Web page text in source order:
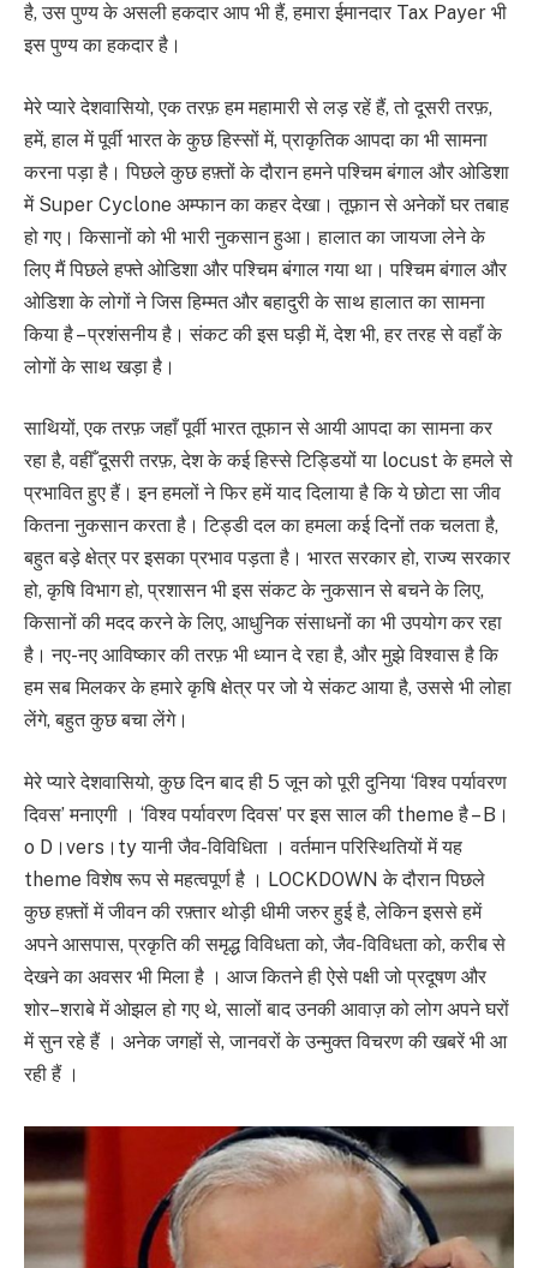
है, उस पुण्य के असली हकदार आप भी हैं, हमारा ईमानदार Tax Payer भी
इस पुण्य का हकदार है।
मेरे प्यारे देशवासियो, एक तरफ़ हम महामारी से लड़ रहें हैं, तो दूसरी तरफ़,
हमें, हाल में पूर्वी भारत के कुछ हिस्सों में, प्राकृतिक आपदा का भी सामना
करना पड़ा है। पिछले कुछ हफ़्तों के दौरान हमने पश्चिम बंगाल और ओडिशा
में Super Cyclone अम्फान का कहर देखा। तूफ़ान से अनेकों घर तबाह
हो गए। किसानों को भी भारी नुकसान हुआ। हालात का जायजा लेने के
लिए मैं पिछले हफ्ते ओडिशा और पश्चिम बंगाल गया था। पश्चिम बंगाल और
ओडिशा के लोगों ने जिस हिम्मत और बहादुरी के साथ हालात का सामना
किया है – प्रशंसनीय है। संकट की इस घड़ी में, देश भी, हर तरह से वहाँ के
लोगों के साथ खड़ा है।
साथियों, एक तरफ़ जहाँ पूर्वी भारत तूफान से आयी आपदा का सामना कर
रहा है, वहीँ दूसरी तरफ़, देश के कई हिस्से टिड्डियों या locust के हमले से
प्रभावित हुए हैं। इन हमलों ने फिर हमें याद दिलाया है कि ये छोटा सा जीव
कितना नुकसान करता है। टिड्डी दल का हमला कई दिनों तक चलता है,
बहुत बड़े क्षेत्र पर इसका प्रभाव पड़ता है। भारत सरकार हो, राज्य सरकार
हो, कृषि विभाग हो, प्रशासन भी इस संकट के नुकसान से बचने के लिए,
किसानों की मदद करने के लिए, आधुनिक संसाधनों का भी उपयोग कर रहा
है। नए-नए आविष्कार की तरफ़ भी ध्यान दे रहा है, और मुझे विश्वास है कि
हम सब मिलकर के हमारे कृषि क्षेत्र पर जो ये संकट आया है, उससे भी लोहा
लेंगे, बहुत कुछ बचा लेंगे।
मेरे प्यारे देशवासियो, कुछ दिन बाद ही 5 जून को पूरी दुनिया ‘विश्व पर्यावरण
दिवस’ मनाएगी । ‘विश्व पर्यावरण दिवस’ पर इस साल की theme है – B।
o D।vers।ty यानी जैव-विविधिता । वर्तमान परिस्थितियों में यह
theme विशेष रूप से महत्वपूर्ण है । LOCKDOWN के दौरान पिछले
कुछ हफ़्तों में जीवन की रफ़्तार थोड़ी धीमी जरुर हुई है, लेकिन इससे हमें
अपने आसपास, प्रकृति की समृद्ध विविधता को, जैव-विविधता को, करीब से
देखने का अवसर भी मिला है । आज कितने ही ऐसे पक्षी जो प्रदूषण और
शोर–शराबे में ओझल हो गए थे, सालों बाद उनकी आवाज़ को लोग अपने घरों
में सुन रहे हैं । अनेक जगहों से, जानवरों के उन्मुक्त विचरण की खबरें भी आ
रही हैं ।